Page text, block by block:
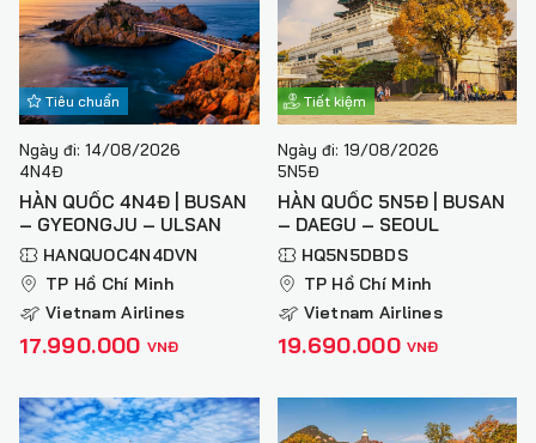
Tiêu chuẩn
Ngày đi: 14/08/2026
4N4Đ
HÀN QUỐC 4N4Đ | BUSAN
– GYEONGJU – ULSAN
HANQUOC4N4DVN
TP Hồ Chí Minh
Vietnam Airlines
17.990.000 VNĐ
Tiết kiệm
Ngày đi: 19/08/2026
5N5Đ
HÀN QUỐC 5N5Đ | BUSAN
– DAEGU – SEOUL
HQ5N5DBDS
TP Hồ Chí Minh
Vietnam Airlines
19.690.000 VNĐ